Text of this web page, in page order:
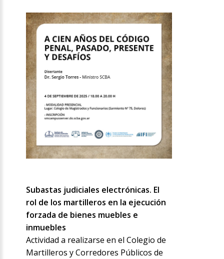
Subastas judiciales electrónicas. El
rol de los martilleros en la ejecución
forzada de bienes muebles e
inmuebles
Actividad a realizarse en el Colegio de
Martilleros y Corredores Públicos de